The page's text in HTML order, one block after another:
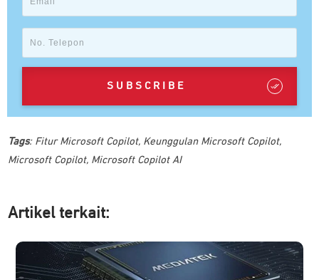
SUBSCRIBE
Tags: Fitur Microsoft Copilot, Keunggulan Microsoft Copilot,
Microsoft Copilot, Microsoft Copilot AI
Artikel terkait: